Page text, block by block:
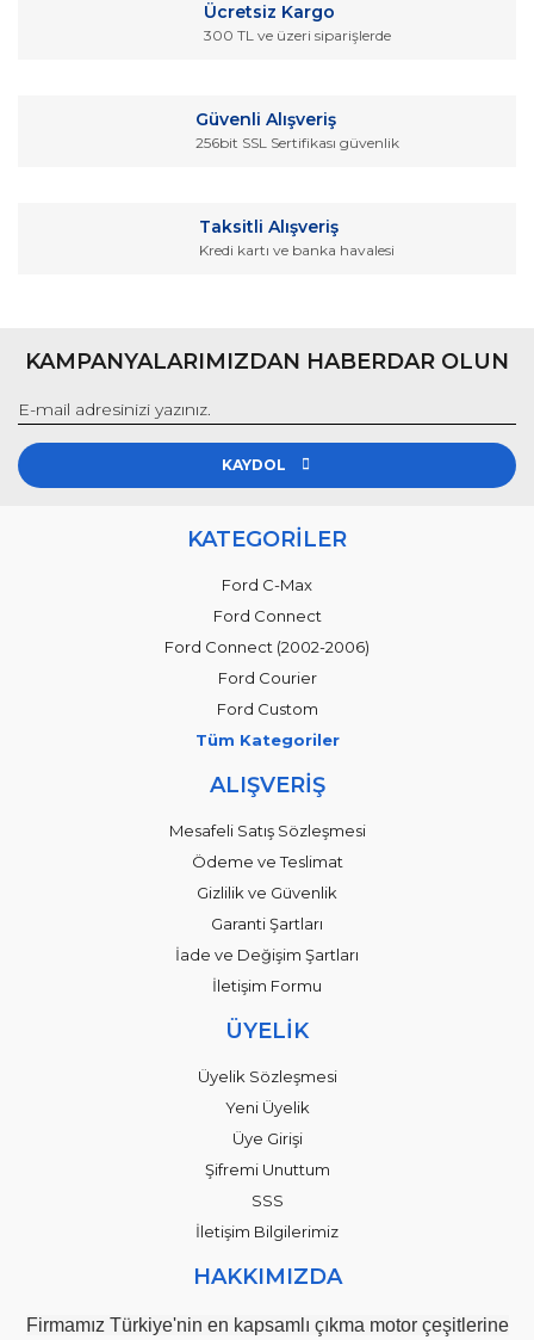
Ürün fiyatı diğer sitelerden daha pahalı.
Ücretsiz Kargo
300 TL ve üzeri siparişlerde
Güvenli Alışveriş
256bit SSL Sertifikası güvenlik
Taksitli Alışveriş
Kredi kartı ve banka havalesi
KAMPANYALARIMIZDAN HABERDAR OLUN
KAYDOL
KATEGORİLER
Ford C-Max
Ford Connect
Ford Connect (2002-2006)
Ford Courier
Ford Custom
Tüm Kategoriler
ALIŞVERİŞ
Mesafeli Satış Sözleşmesi
Ödeme ve Teslimat
Gizlilik ve Güvenlik
Garanti Şartları
İade ve Değişim Şartları
İletişim Formu
ÜYELİK
Üyelik Sözleşmesi
Yeni Üyelik
Üye Girişi
Şifremi Unuttum
SSS
İletişim Bilgilerimiz
HAKKIMIZDA
Firmamız Türkiye'nin en kapsamlı çıkma motor çeşitlerine